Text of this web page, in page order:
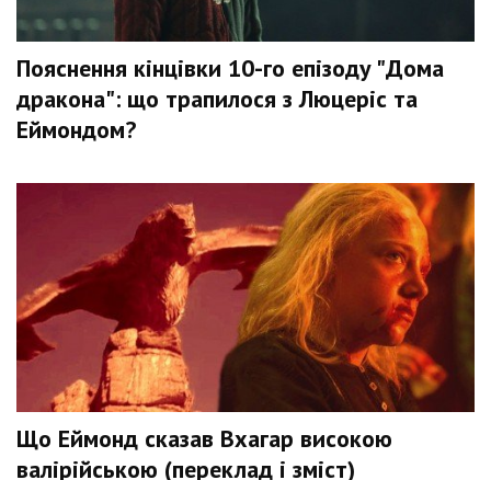
Пояснення кінцівки 10-го епізоду "Дома
дракона": що трапилося з Люцеріс та
Еймондом?
Що Еймонд сказав Вхагар високою
валірійською (переклад і зміст)